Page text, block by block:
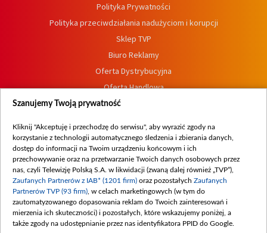
Polityka Prywatności
Polityka przeciwdziałania nadużyciom i korupcji
Sklep TVP
Biuro Reklamy
Oferta Dystrybucyjna
Oferta Handlowa
Dostępność
Procedura zgłoszeń wewnętrznych
Szanujemy Twoją prywatność
Kliknij "Akceptuję i przechodzę do serwisu", aby wyrazić zgody na
korzystanie z technologii automatycznego śledzenia i zbierania danych,
dostęp do informacji na Twoim urządzeniu końcowym i ich
przechowywanie oraz na przetwarzanie Twoich danych osobowych przez
nas, czyli Telewizję Polską S.A. w likwidacji (zwaną dalej również „TVP”),
Zaufanych Partnerów z IAB* (1201 firm) oraz pozostałych Zaufanych
Partnerów TVP (93 firm) , w celach marketingowych (w tym do
zautomatyzowanego dopasowania reklam do Twoich zainteresowań i
mierzenia ich skuteczności) i pozostałych, które wskazujemy poniżej, a
także zgody na udostępnianie przez nas identyfikatora PPID do Google.